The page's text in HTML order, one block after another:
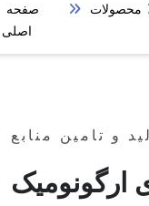
صفحه
اصلی
محصولات
و تامین منابع